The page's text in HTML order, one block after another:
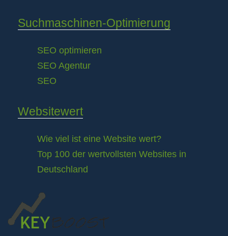
Suchmaschinen-Optimierung
SEO optimieren
SEO Agentur
SEO
Websitewert
Wie viel ist eine Website wert?
Top 100 der wertvollsten Websites in
Deutschland